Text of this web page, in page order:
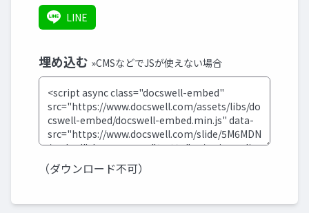
LINE
埋め込む »CMSなどでJSが使えない場合
（ダウンロード不可）